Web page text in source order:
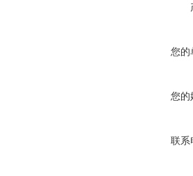
您的
您的
联系